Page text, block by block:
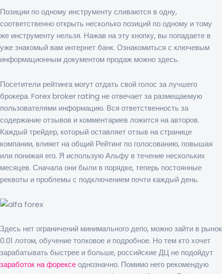
Позиции по одному инструменту сливаются в одну,
соответственно открыть несколько позиций по одному и тому
же инструменту нельзя. Нажав на эту кнопку, вы попадаете в
уже знакомый вам интернет банк. Ознакомиться с ключевым
информационным документом продаж можно здесь.
Посетители рейтинга могут отдать свой голос за лучшего
брокера. Forex broker rating не отвечает за размещаемую
пользователями информацию. Вся ответственность за
содержание отзывов и комментариев ложится на авторов.
Каждый трейдер, который оставляет отзыв на странице
компании, влияет на общий Рейтинг по голосованию, повышая
или понижая его. Я использую Альфу в течение нескольких
месяцев. Сначала они были в порядке, теперь постоянные
реквоты и проблемы с подключением почти каждый день.
Здесь нет ограничений минимального депо, можно зайти в рынок
0.01 лотом, обучение толковое и подробное. Но тем кто хочет
зарабатывать быстрее и больше, российские ДЦ не подойдут
заработок на форексеоднозначно. Помимо него рекомендую